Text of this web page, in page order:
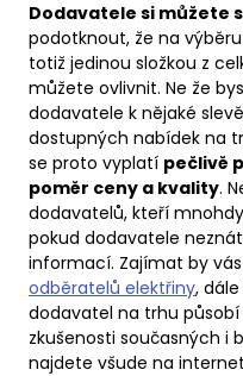
Dodavatele si můžete
podotknout, že na
totiž jedinou složkou z
můžete ovlivnit. Ne že
dodavatele k nějaké
dostupných nabídek na
se proto vyplatí pečlivě
poměr ceny a kvality.
dodavatelů, kteří
pokud dodavatele
informací. Zajímat by
odběratelů elektřiny,
dodavatel na trhu
zkušenosti současných i
najdete všude na